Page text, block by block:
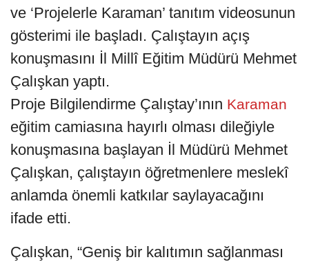
ve ‘Projelerle Karaman’ tanıtım videosunun
gösterimi ile başladı. Çalıştayın açış
konuşmasını İl Millî Eğitim Müdürü Mehmet
Çalışkan yaptı.
Proje Bilgilendirme Çalıştay’ının Karaman
eğitim camiasına hayırlı olması dileğiyle
konuşmasına başlayan İl Müdürü Mehmet
Çalışkan, çalıştayın öğretmenlere meslekî
anlamda önemli katkılar saylayacağını
ifade etti.
Çalışkan, “Geniş bir kalıtımın sağlanması